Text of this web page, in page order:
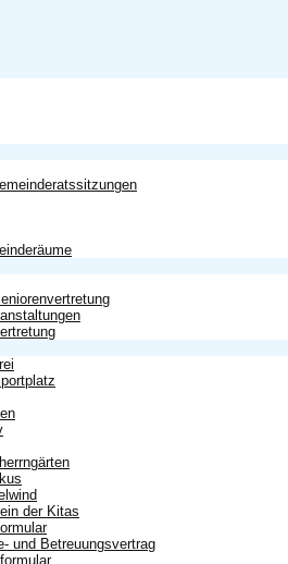
der Kitas
und Betreuungsvertrag